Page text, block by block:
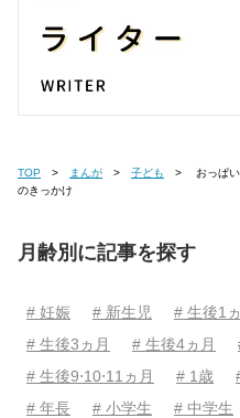
TOP まんが 子ども
のきっかけ
月齢別に記事を探す
# 妊娠 # 新生児 # 生後1
# 生後3ヵ月
# 生後4ヵ月
# 生後9⋅10⋅11ヵ月
# 1歳
# 年長
# 小学生 # 中学生